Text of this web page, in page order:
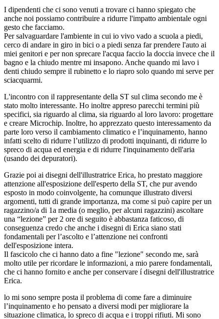
I dipendenti che ci sono venuti a trovare ci hanno spiegato che
anche noi possiamo contribuire a ridurre l'impatto ambientale ogni
gesto che facciamo.
Per salvaguardare l'ambiente in cui io vivo vado a scuola a piedi,
cerco di andare in giro in bici o a piedi senza far prendere l'auto ai
miei genitori e per non sprecare l'acqua faccio la doccia invece che il
bagno e la chiudo mentre mi insapono. Anche quando mi lavo i
denti chiudo sempre il rubinetto e lo riapro solo quando mi serve per
sciacquarmi.
L'incontro con il rappresentante della ST sul clima secondo me è
stato molto interessante. Ho inoltre appreso parecchi termini più
specifici, sia riguardo al clima, sia riguardo al loro lavoro: progettare
e creare Microchip. Inoltre, ho apprezzato questo interessamento da
parte loro verso il cambiamento climatico e l’inquinamento, hanno
infatti scelto di ridurre l’utilizzo di prodotti inquinanti, di ridurre lo
spreco di acqua ed energia e di ridurre l'inquinamento dell'aria
(usando dei depuratori).
Grazie poi ai disegni dell'illustratrice Erica, ho prestato maggiore
attenzione all'esposizione dell'esperto della ST, che pur avendo
esposto in modo coinvolgente, ha comunque illustrato diversi
argomenti, tutti di grande importanza, ma come si può capire per un
ragazzino/a di 1a media (o meglio, per alcuni ragazzini) ascoltare
una “lezione” per 2 ore di seguito è abbastanza faticoso, di
conseguenza credo che anche i disegni di Erica siano stati
fondamentali per l’ascolto e l’attenzione nei confronti
dell'esposizione intera.
Il fascicolo che ci hanno dato a fine "lezione" secondo me, sarà
molto utile per ricordare le informazioni, a mio parere fondamentali,
che ci hanno fornito e anche per conservare í disegni dell'illustratrice
Erica.
lo mi sono sempre posta il problema di come fare a diminuire
l’inquinamento e ho pensato a diversi modi per migliorare la
situazione climatica, lo spreco di acqua e i troppi rifiuti. Mi sono